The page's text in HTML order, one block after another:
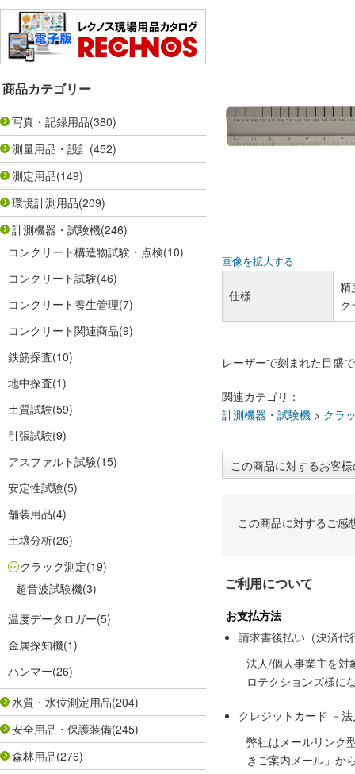
商品カテゴリー
写真・記録用品(380)
測量用品・設計(452)
測定用品(149)
環境計測用品(209)
計測機器・試験機(246)
コンクリート構造物試験・点検(10)
コンクリート試験(46)
コンクリート養生管理(7)
コンクリート関連商品(9)
鉄筋探査(10)
地中探査(1)
土質試験(59)
引張試験(9)
アスファルト試験(15)
安定性試験(5)
舗装用品(4)
土壌分析(26)
クラック測定(19)
超音波試験機(3)
温度データロガー(5)
金属探知機(1)
ハンマー(26)
水質・水位測定用品(204)
安全用品・保護装備(245)
森林用品(276)
画像を拡大する
仕様
精
ク
レーザーで刻まれた目盛
関連カテゴリ：
計測機器・試験機 > クラ
この商品に対するお客
この商品に対するご感
ご利用について
お支払方法
請求書後払い（決済代
法人/個人事業主を対
ロテクションズ様に
クレジットカード －
弊社はメールリンク
きご案内メール」か